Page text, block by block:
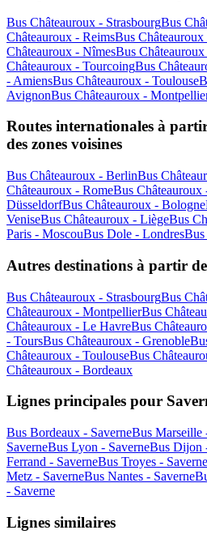
Bus Châteauroux - StrasbourgBus
Châteauroux - ReimsBus
Châteauroux - NîmesBus
Châteauroux - TourcoingBus
- AmiensBus Châteauroux - Toulouse
AvignonBus Châteauroux -
Routes internationales à
des zones voisines
Bus Châteauroux - BerlinBus
Châteauroux - RomeBus Châteauroux
DüsseldorfBus Châteauroux - Bologne
VeniseBus Châteauroux - LiègeBus
Paris - MoscouBus Dole - LondresBus
Autres destinations à partir
Bus Châteauroux - StrasbourgBus
Châteauroux - MontpellierBus
Châteauroux - Le HavreBus
- ToursBus Châteauroux - Grenoble
Châteauroux - ToulouseBus
Châteauroux - Bordeaux
Lignes principales pour
Bus Bordeaux - SaverneBus Marseille
SaverneBus Lyon - SaverneBus Dijon
Ferrand - SaverneBus Troyes - Saverne
Metz - SaverneBus Nantes - Saverne
- Saverne
Lignes similaires